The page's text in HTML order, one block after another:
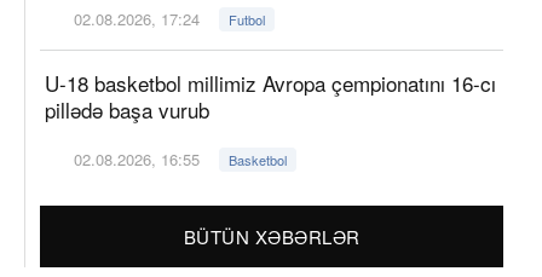
02.08.2026, 17:24 Futbol
U-18 basketbol millimiz Avropa çempionatını 16-cı
pillədə başa vurub
02.08.2026, 16:55 Basketbol
BÜTÜN XƏBƏRLƏR